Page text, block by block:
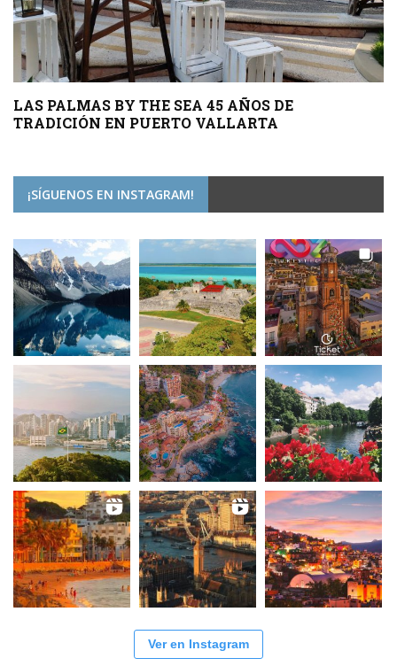
LAS PALMAS BY THE SEA 45 AÑOS DE
TRADICIÓN EN PUERTO VALLARTA
¡SÍGUENOS EN INSTAGRAM!
Ver en Instagram